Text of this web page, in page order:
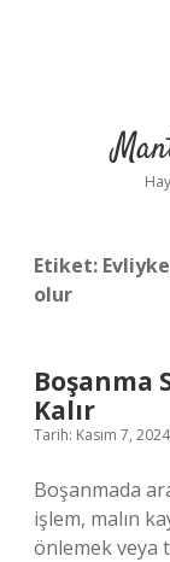
Etiket:
olur
Boşanma
Kalır
Tarih: Kasım 7, 2024
Boşanmada
işlem, malın
önlemek veya